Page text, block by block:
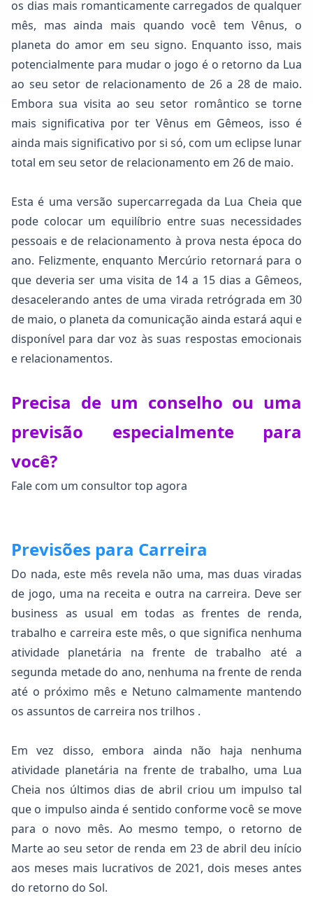
os dias mais romanticamente carregados de qualquer
mês, mas ainda mais quando você tem Vênus, o
planeta do amor em seu signo. Enquanto isso, mais
potencialmente para mudar o jogo é o retorno da Lua
ao seu setor de relacionamento de 26 a 28 de maio.
Embora sua visita ao seu setor romântico se torne
mais significativa por ter Vênus em Gêmeos, isso é
ainda mais significativo por si só, com um eclipse lunar
total em seu setor de relacionamento em 26 de maio.
Esta é uma versão supercarregada da Lua Cheia que
pode colocar um equilíbrio entre suas necessidades
pessoais e de relacionamento à prova nesta época do
ano. Felizmente, enquanto Mercúrio retornará para o
que deveria ser uma visita de 14 a 15 dias a Gêmeos,
desacelerando antes de uma virada retrógrada em 30
de maio, o planeta da comunicação ainda estará aqui e
disponível para dar voz às suas respostas emocionais
e relacionamentos.
Precisa de um conselho ou uma
previsão especialmente para
você?
Fale com um consultor top agora
Previsões para Carreira
Do nada, este mês revela não uma, mas duas viradas
de jogo, uma na receita e outra na carreira. Deve ser
business as usual em todas as frentes de renda,
trabalho e carreira este mês, o que significa nenhuma
atividade planetária na frente de trabalho até a
segunda metade do ano, nenhuma na frente de renda
até o próximo mês e Netuno calmamente mantendo
os assuntos de carreira nos trilhos .
Em vez disso, embora ainda não haja nenhuma
atividade planetária na frente de trabalho, uma Lua
Cheia nos últimos dias de abril criou um impulso tal
que o impulso ainda é sentido conforme você se move
para o novo mês. Ao mesmo tempo, o retorno de
Marte ao seu setor de renda em 23 de abril deu início
aos meses mais lucrativos de 2021, dois meses antes
do retorno do Sol.